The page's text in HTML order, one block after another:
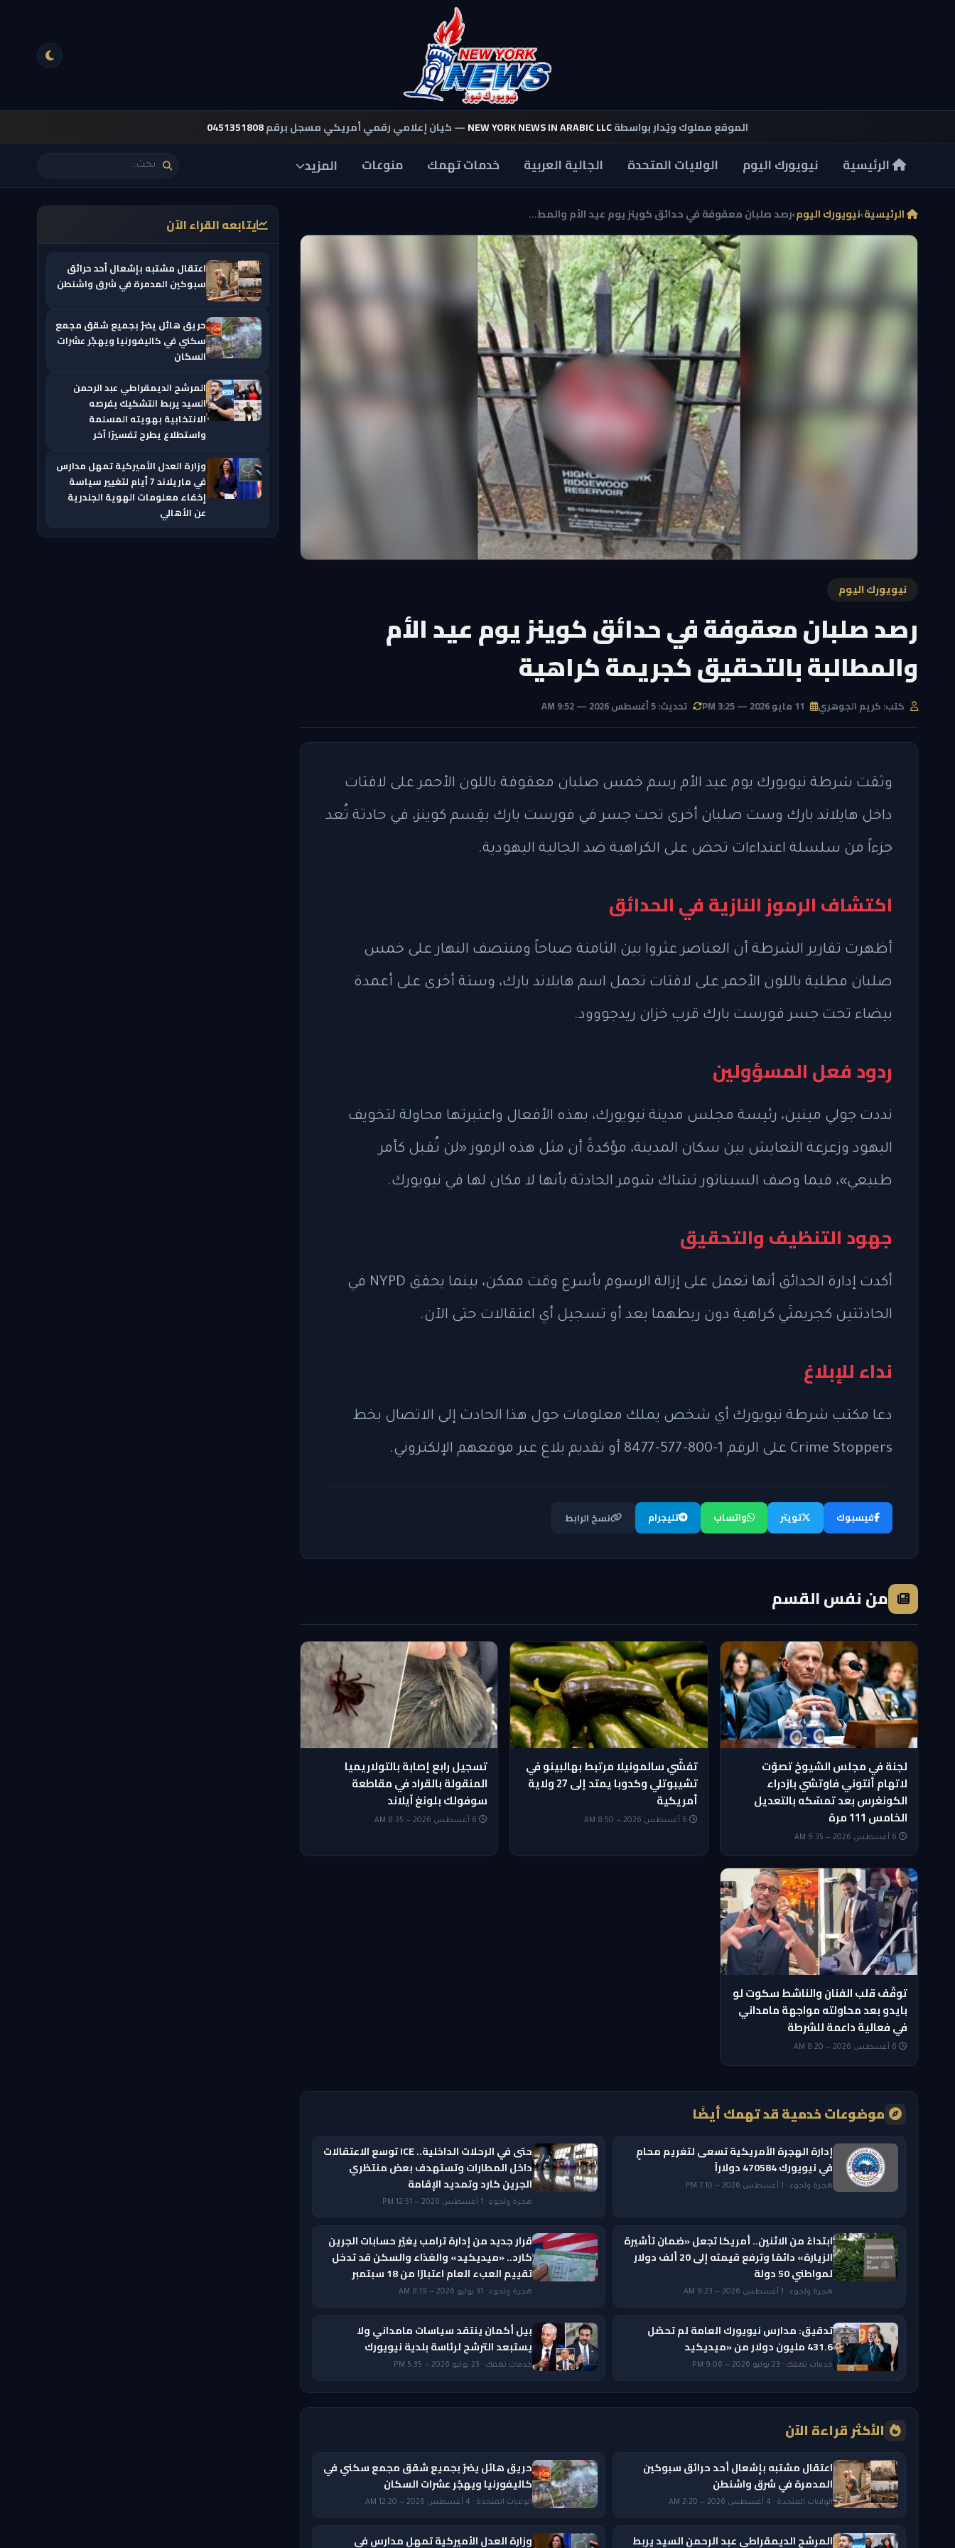
الموقع مملوك ويُدار بواسطةNEW YORK NEWS IN ARABIC LLC— كيان إعلامي رقمي أمريكي مسجل برقم0451351808
الرئيسية نيويورك اليوم الولايات المتحدة الجالية العربية خدمات تهمك منوعات المزيد
الرئيسية›نيويورك اليوم›رصد صلبان معقوفة في حدائق كوينز يوم عيد الأم والمط...
نيويورك اليوم
رصد صلبان معقوفة في حدائق كوينز يوم عيد الأم
والمطالبة بالتحقيق كجريمة كراهية
كتب: كريم الجوهري تحديث: 5 أغسطس 2026 — 9:52 AM
وثقت شرطة نيويورك يوم عيد الأم رسم خمس صلبان معقوفة باللون الأحمر على لافتات
داخل هايلاند بارك وست صلبان أخرى تحت جسر في فورست بارك بقِسم كوينز، في حادثة تُعد
جزءاً من سلسلة اعتداءات تحض على الكراهية ضد الجالية اليهودية.
اكتشاف الرموز النازية في الحدائق
أظهرت تقارير الشرطة أن العناصر عثروا بين الثامنة صباحاً ومنتصف النهار على خمس
صلبان مطلية باللون الأحمر على لافتات تحمل اسم هايلاند بارك، وستة أخرى على أعمدة
بيضاء تحت جسر فورست بارك قرب خزان ريدجووود.
ردود فعل المسؤولين
نددت جولي مينين، رئيسة مجلس مدينة نيويورك، بهذه الأفعال واعتبرتها محاولة لتخويف
اليهود وزعزعة التعايش بين سكان المدينة، مؤكدةً أن مثل هذه الرموز «لن تُقبل كأمر
طبيعي»، فيما وصف السيناتور تشاك شومر الحادثة بأنها لا مكان لها في نيويورك.
جهود التنظيف والتحقيق
أكدت إدارة الحدائق أنها تعمل على إزالة الرسوم بأسرع وقت ممكن، بينما يحقق NYPD في
الحادثتين كجريمتَي كراهية دون ربطهما بعد أو تسجيل أي اعتقالات حتى الآن.
نداء للإبلاغ
دعا مكتب شرطة نيويورك أي شخص يملك معلومات حول هذا الحادث إلى الاتصال بخط
Crime Stoppers على الرقم 1-800-577-8477 أو تقديم بلاغ عبر موقعهم الإلكتروني.
فيسبوك تويتر واتساب تليجرام نسخ الرابط
من نفس القسم
لجنة في مجلس الشيوخ تصوّت
لاتهام أنتوني فاوتشي بازدراء
الكونغرس بعد تمسّكه بالتعديل
الخامس 111 مرة
تفشّي سالمونيلا مرتبط بهالبينو في
تشيبوتلي وكدوبا يمتد إلى 27 ولاية
أمريكية
تسجيل رابع إصابة بالتولاريميا
المنقولة بالقراد في مقاطعة
سوفولك بلونغ آيلاند
6 أغسطس 2026 — 8:35 AM
توقّف قلب الفنان والناشط سكوت لو
بايدو بعد محاولته مواجهة مامداني
في فعالية داعمة للشرطة
موضوعات خدمية قد تهمك أيضًا
إدارة الهجرة الأمريكية تسعى لتغريم محامٍ
في نيويورك 470584 دولاراً
هجرة ولجوء · 1 أغسطس 2026 — 7:10 PM
حتى في الرحلات الداخلية.. ICE توسع الاعتقالات
داخل المطارات وتستهدف بعض منتظري
الجرين كارد وتمديد الإقامة
هجرة ولجوء · 1 أغسطس 2026 — 12:51 PM
ابتداءً من الاثنين.. أمريكا تجعل «ضمان تأشيرة
الزيارة» دائمًا وترفع قيمته إلى 20 ألف دولار
لمواطني 50 دولة
هجرة ولجوء · 1 أغسطس 2026 — 9:23 AM
قرار جديد من إدارة ترامب يغيّر حسابات الجرين
كارد.. «ميديكيد» والغذاء والسكن قد تدخل
تقييم العبء العام اعتبارًا من 18 سبتمبر
هجرة ولجوء · 31 يوليو 2026 — 8:19 AM
تدقيق: مدارس نيويورك العامة لم تحصّل
431.6 مليون دولار من «ميديكيد
خدمات تهمك · 23 يوليو 2026 — 9:06 PM
بيل أكمان ينتقد سياسات مامداني ولا
يستبعد الترشح لرئاسة بلدية نيويورك
خدمات تهمك · 23 يوليو 2026 — 5:35 PM
الأكثر قراءة الآن
اعتقال مشتبه بإشعال أحد حرائق سبوكين
المدمرة في شرق واشنطن
الولايات المتحدة · 4 أغسطس 2026 — 2:20 AM
حريق هائل يضرّ بجميع شقق مجمع سكني في
كاليفورنيا ويهجّر عشرات السكان
الولايات المتحدة · 4 أغسطس 2026 — 12:20 AM
المرشح الديمقراطي عبد الرحمن السيد يربط
وزارة العدل الأميركية تمهل مدارس في
يتابعه القراء الآن
اعتقال مشتبه بإشعال أحد حرائق
سبوكين المدمرة في شرق واشنطن
حريق هائل يضرّ بجميع شقق مجمع
سكني في كاليفورنيا ويهجّر عشرات
السكان
المرشح الديمقراطي عبد الرحمن
السيد يربط التشكيك بفرصه
الانتخابية بهويته المسلمة
واستطلاع يطرح تفسيرًا آخر
وزارة العدل الأميركية تمهل مدارس
في ماريلاند 7 أيام لتغيير سياسة
إخفاء معلومات الهوية الجندرية
عن الأهالي